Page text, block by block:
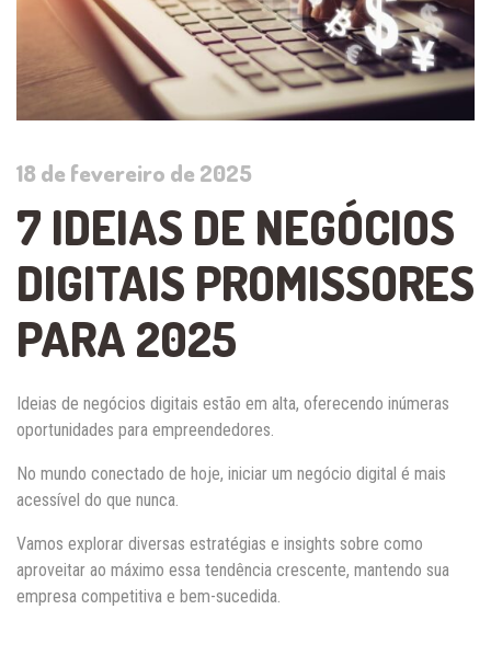
18 de fevereiro de 2025
7 IDEIAS DE NEGÓCIOS
DIGITAIS PROMISSORES
PARA 2025
Ideias de negócios digitais estão em alta, oferecendo inúmeras
oportunidades para empreendedores.
No mundo conectado de hoje, iniciar um negócio digital é mais
acessível do que nunca.
Vamos explorar diversas estratégias e insights sobre como
aproveitar ao máximo essa tendência crescente, mantendo sua
empresa competitiva e bem-sucedida.